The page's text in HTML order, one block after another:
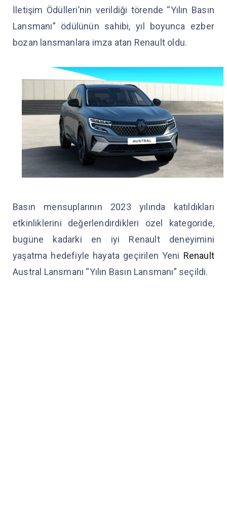
İletişim Ödülleri’nin verildiği törende “Yılın Basın
Lansmanı” ödülünün sahibi, yıl boyunca ezber
bozan lansmanlara imza atan Renault oldu.
Basın mensuplarının 2023 yılında katıldıkları
etkinliklerini değerlendirdikleri özel kategoride,
bugüne kadarki en iyi Renault deneyimini
yaşatma hedefiyle hayata geçirilen Yeni Renault
Austral Lansmanı “Yılın Basın Lansmanı” seçildi.